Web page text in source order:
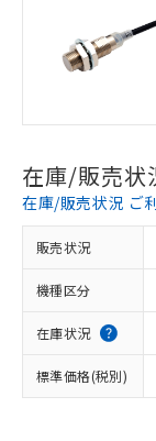
在庫/販売状
在庫/販売状況 ご
販売状況
機種区分
在庫状況
標準価格(税別)